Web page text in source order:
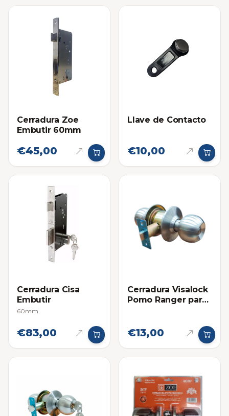
Cerradura Zoe
Embutir 60mm
€45,00
Llave de Contacto
€10,00
Cerradura Cisa
Embutir
60mm
€83,00
Cerradura Visalock
Pomo Ranger para
€13,00